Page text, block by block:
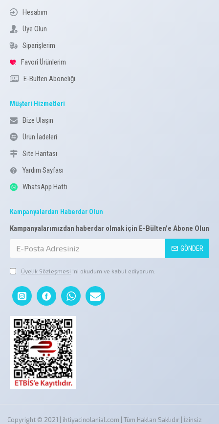
Hesabım
Üye Olun
Siparişlerim
Favori Ürünlerim
E-Bülten Aboneliği
Müşteri Hizmetleri
Bize Ulaşın
Ürün İadeleri
Site Haritası
Yardım Sayfası
WhatsApp Hattı
Kampanyalardan Haberdar Olun
Kampanyalarımızdan haberdar olmak için E-Bülten'e Abone Olun
GÖNDER
Üyelik Sözleşmesi 'ni okudum ve kabul ediyorum.
Copyright © 2021 | ihtiyacinolanial.com | Tüm Hakları Saklıdır | İzinsiz